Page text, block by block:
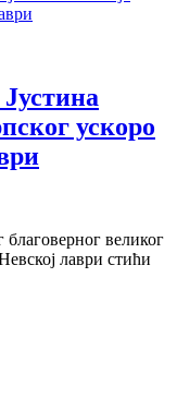
ускоро
великог
лаври стићи